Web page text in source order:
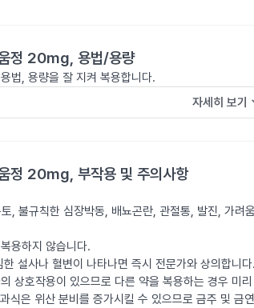
정 20mg, 용법/용량
법, 용량을 잘 지켜 복용합니다.
자세히 보기
정 20mg, 부작용 및 주의사항
, 불규칙한 심장박동, 배뇨곤란, 관절통, 발진, 가려
용하지 않습니다.
한 설사나 혈변이 나타나면 즉시 전문가와 상의합니다.
상호작용이 있으므로 다른 약을 복용하는 경우 미
식은 위산 분비를 증가시킬 수 있으므로 금주 및 금